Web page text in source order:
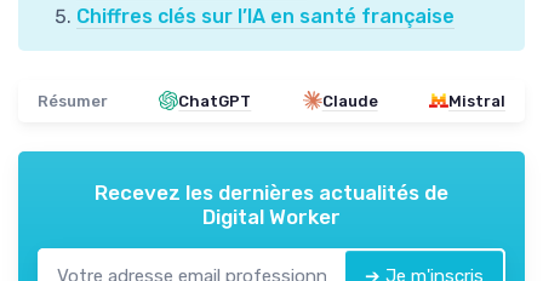
Chiffres clés sur l’IA en santé française
Résumer ChatGPT Claude Mistral
Recevez les dernières actualités de
Digital Worker
➔ Je m'inscris